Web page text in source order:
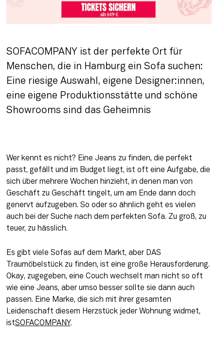
SOFACOMPANY ist der perfekte Ort für
Menschen, die in Hamburg ein Sofa suchen:
Eine riesige Auswahl, eigene Designer:innen,
eine eigene Produktionsstätte und schöne
Showrooms sind das Geheimnis
Wer kennt es nicht? Eine Jeans zu finden, die perfekt
passt, gefällt und im Budget liegt, ist oft eine Aufgabe, die
sich über mehrere Wochen hinzieht, in denen man von
Geschäft zu Geschäft tingelt, um am Ende dann doch
genervt aufzugeben. So oder so ähnlich geht es vielen
auch bei der Suche nach dem perfekten Sofa. Zu groß, zu
teuer, zu hässlich.
Es gibt viele Sofas auf dem Markt, aber DAS
Traumöbelstück zu finden, ist eine große Herausforderung.
Okay, zugegeben, eine Couch wechselt man nicht so oft
wie eine Jeans, aber umso besser sollte sie dann auch
passen. Eine Marke, die sich mit ihrer gesamten
Leidenschaft diesem Herzstück jeder Wohnung widmet,
istSOFACOMPANY.